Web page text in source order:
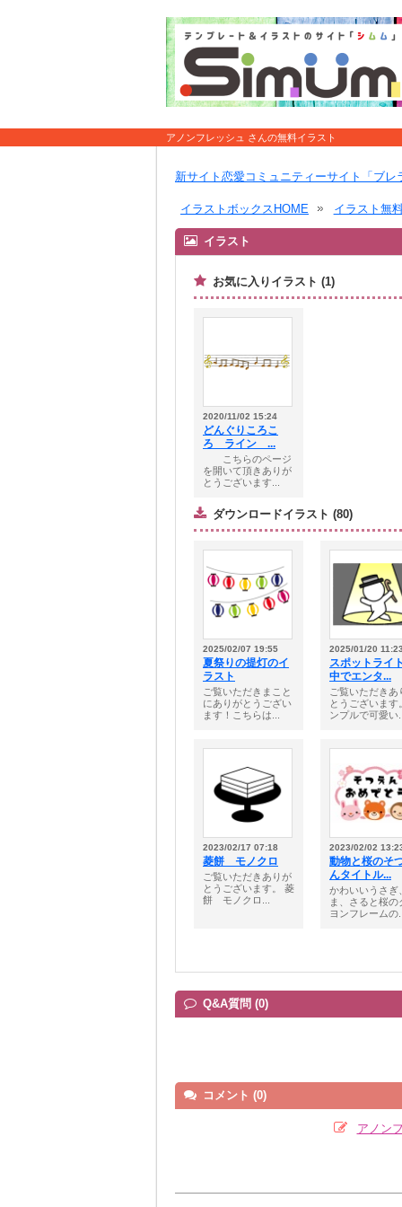
アノンフレッシュ さんの無料イラスト
新サイト恋愛コミュニティーサイト「ブレ
イラストボックスHOME イラスト無
イラスト
お気に入りイラスト (1)
2020/11/02 15:24
どんぐりころこ
ろ ライン ...
こちらのページ
を開いて頂きありが
とうございます...
ダウンロードイラスト (80)
2025/02/07 19:55
夏祭りの提灯のイ
ラスト
ご覧いただきまこと
にありがとうござい
ます！こちらは...
2025/01/20
スポットライ
中でエンタ...
ご覧いただきあ
とうございます
ンプルで可愛い
2023/02/17 07:18
菱餅 モノクロ
ご覧いただきありが
とうございます。 菱
餅 モノクロ...
2023/02/02
動物と桜のそ
んタイトル...
かわいいうさぎ
ま、さると桜の
ヨンフレームの
Q&A質問 (0)
コメント (0)
アノン